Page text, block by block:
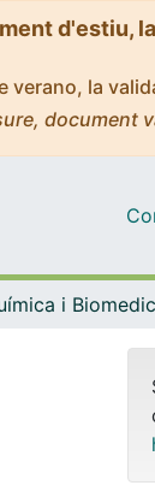
d'estiu,
verano, la
document